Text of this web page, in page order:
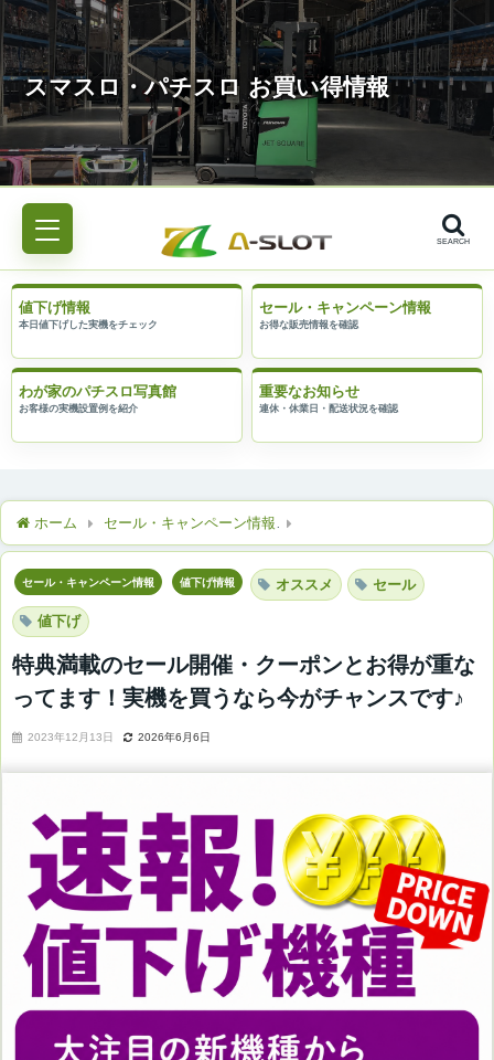
SEARCH
値下げ情報 セール・キャンペーン情報
わが家のパチスロ写真館 重要なお知らせ
ホーム セール・キャンペーン情報
セール・キャンペーン情報 値下げ情報 オススメ セール
値下げ
特典満載のセール開催・クーポンとお得が重な
ってます！実機を買うなら今がチャンスです♪
2023年12月13日 2026年6月6日